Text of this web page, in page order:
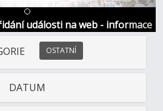
události na web - informace
OSTATNÍ
DATUM